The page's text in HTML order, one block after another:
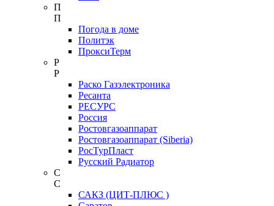
П
П
Погода в доме
Политэк
ПроксиТерм
Р
Р
Раско Газэлектроника
Ресанта
РЕСУРС
Россия
Ростовгазоаппарат
Ростовгазоаппарат (Siberia)
РосТурПласт
Русский Радиатор
С
С
САКЗ (ЦИТ-ПЛЮС )